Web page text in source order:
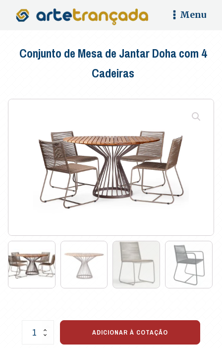
Menu
Conjunto de Mesa de Jantar Doha com 4
Cadeiras
Conjunto
ADICIONAR À COTAÇÃO